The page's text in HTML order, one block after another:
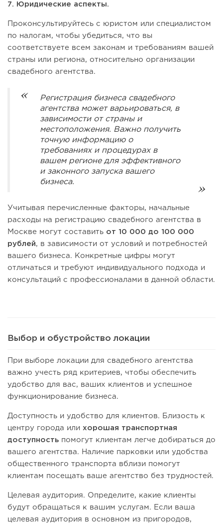
7. Юридические аспекты.
Проконсультируйтесь с юристом или специалистом
по налогам, чтобы убедиться, что вы
соответствуете всем законам и требованиям вашей
страны или региона, относительно организации
свадебного агентства.
Регистрация бизнеса свадебного
агентства может варьироваться, в
зависимости от страны и
местоположения. Важно получить
точную информацию о
требованиях и процедурах в
вашем регионе для эффективного
и законного запуска вашего
бизнеса.
Учитывая перечисленные факторы, начальные
расходы на регистрацию свадебного агентства в
Москве могут составить от 10 000 до 100 000
рублей, в зависимости от условий и потребностей
вашего бизнеса. Конкретные цифры могут
отличаться и требуют индивидуального подхода и
консультаций с профессионалами в данной области.
Выбор и обустройство локации
При выборе локации для свадебного агентства
важно учесть ряд критериев, чтобы обеспечить
удобство для вас, ваших клиентов и успешное
функционирование бизнеса.
Доступность и удобство для клиентов. Близость к
центру города или хорошая транспортная
доступность помогут клиентам легче добираться до
вашего агентства. Наличие парковки или удобства
общественного транспорта вблизи помогут
клиентам посещать ваше агентство без трудностей.
Целевая аудитория. Определите, какие клиенты
будут обращаться к вашим услугам. Если ваша
целевая аудитория в основном из пригородов,